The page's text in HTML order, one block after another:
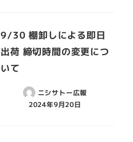
9/30 棚卸しによる即日
出荷 締切時間の変更につ
いて
ニシサトー広報
2024年9月20日